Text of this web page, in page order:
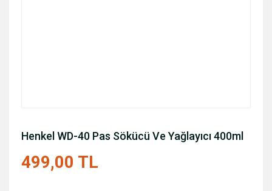
Henkel WD-40 Pas Sökücü Ve Yağlayıcı 400ml
499,00 TL